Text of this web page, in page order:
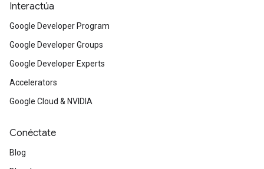
Interactúa
Google Developer Program
Google Developer Groups
Google Developer Experts
Accelerators
Google Cloud & NVIDIA
Conéctate
Blog